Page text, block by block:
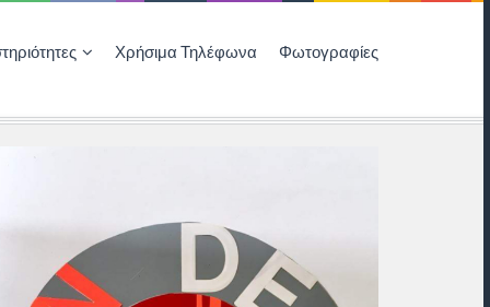
Χρήσιμα Τηλέφωνα Φωτογραφίες